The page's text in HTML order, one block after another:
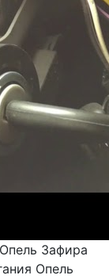
Зафира
Опель